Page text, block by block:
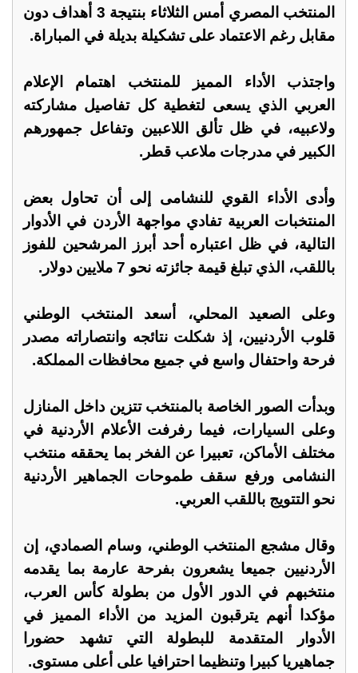
المنتخب المصري أمس الثلاثاء بنتيجة 3 أهداف دون
مقابل رغم الاعتماد على تشكيلة بديلة في المباراة.
واجتذب الأداء المميز للمنتخب اهتمام الإعلام
العربي الذي يسعى لتغطية كل تفاصيل مشاركته
ولاعبيه، في ظل تألق اللاعبين وتفاعل جمهورهم
الكبير في مدرجات ملاعب قطر.
وأدى الأداء القوي للنشامى إلى أن تحاول بعض
المنتخبات العربية تفادي مواجهة الأردن في الأدوار
التالية، في ظل اعتباره أحد أبرز المرشحين للفوز
باللقب، الذي تبلغ قيمة جائزته نحو 7 ملايين دولار.
وعلى الصعيد المحلي، أسعد المنتخب الوطني
قلوب الأردنيين، إذ شكلت نتائجه وانتصاراته مصدر
فرحة واحتفال واسع في جميع محافظات المملكة.
وبدأت الصور الخاصة بالمنتخب تتزين داخل المنازل
وعلى السيارات، فيما رفرفت الأعلام الأردنية في
مختلف الأماكن، تعبيرا عن الفخر بما يحققه منتخب
النشامى ورفع سقف طموحات الجماهير الأردنية
نحو التتويج باللقب العربي.
وقال مشجع المنتخب الوطني، وسام الصمادي، إن
الأردنيين جميعا يشعرون بفرحة عارمة بما يقدمه
منتخبهم في الدور الأول من بطولة كأس العرب،
مؤكدا أنهم يترقبون المزيد من الأداء المميز في
الأدوار المتقدمة للبطولة التي تشهد حضورا
جماهيريا كبيرا وتنظيما احترافيا على أعلى مستوى.